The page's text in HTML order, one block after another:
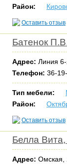
Район:
Оставить отзыв
Батенок
Адрес: Линия
Телефон: 36-
Тип мебели:
Район:
Оставить отзыв
Белла
Адрес: Омская,